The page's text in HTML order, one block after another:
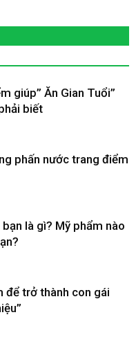
giúp” Ăn Gian Tuổi”
biết
phấn nước trang điểm
là gì? Mỹ phẩm nào
để trở thành con gái